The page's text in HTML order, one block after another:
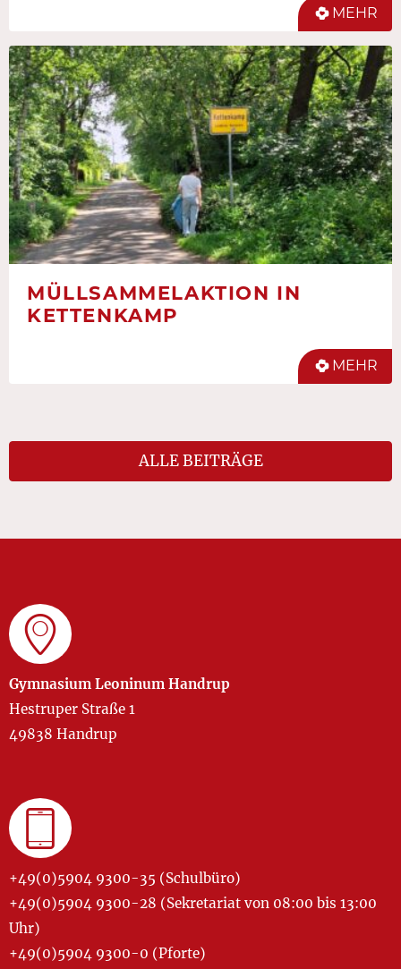
MEHR
MÜLLSAMMELAKTION IN
KETTENKAMP
MEHR
ALLE BEITRÄGE
Gymnasium Leoninum Handrup
Hestruper Straße 1
49838 Handrup
+49(0)5904 9300-35 (Schulbüro)
+49(0)5904 9300-28 (Sekretariat von 08:00 bis 13:00
Uhr)
+49(0)5904 9300-0 (Pforte)